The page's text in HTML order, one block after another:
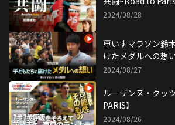
2024/08/28
車いすマラソン鈴
けたメダルへの想
2024/08/27
ルーザンヌ・クッ
PARIS】
2024/08/26